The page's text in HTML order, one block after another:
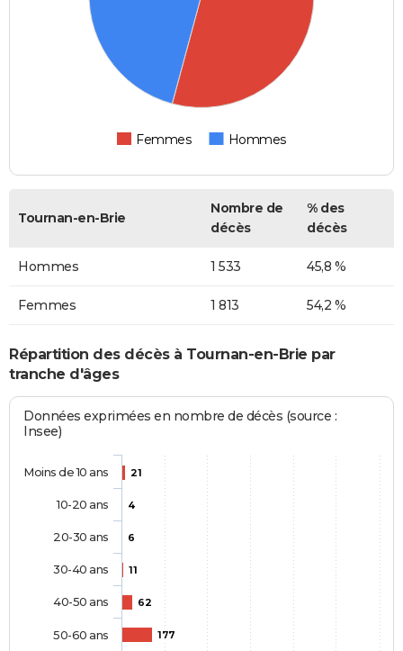
Femmes Hommes
Tournan-en-Brie
Nombre de
décès
% des
décès
Hommes 1 533 45,8 %
Femmes 1 813 54,2 %
Répartition des décès à Tournan-en-Brie par
tranche d'âges
Données exprimées en nombre de décès (source :
Insee)
21
4
6
11
62
177
Moins de 10 ans
10-20 ans
20-30 ans
30-40 ans
40-50 ans
50-60 ans